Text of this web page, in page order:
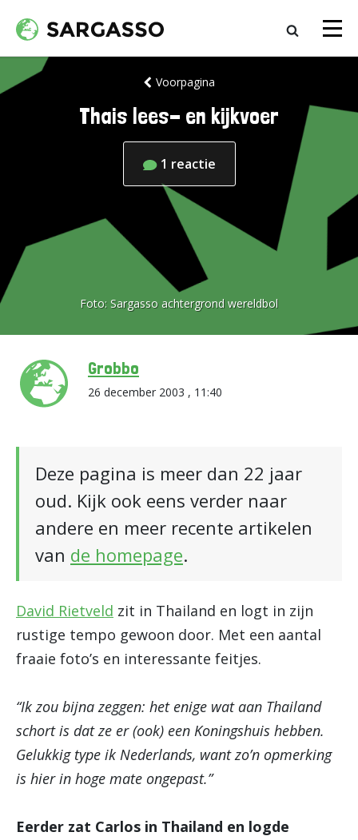
Voorpagina
Thais lees- en kijkvoer
1 reactie
Foto: Sargasso achtergrond wereldbol
Grobbo
26 december 2003 , 11:40
Deze pagina is meer dan 22 jaar
oud. Kijk ook eens verder naar
andere en meer recente artikelen
van de homepage.
David Rietveld zit in Thailand en logt in zijn
rustige tempo gewoon door. Met een aantal
fraaie foto’s en interessante feitjes.
“Ik zou bijna zeggen: het enige wat aan Thailand
schort is dat ze er (ook) een Koningshuis hebben.
Gelukkig type ik Nederlands, want zo’n opmerking
is hier in hoge mate ongepast.”
Eerder zat Carlos in Thailand en logde